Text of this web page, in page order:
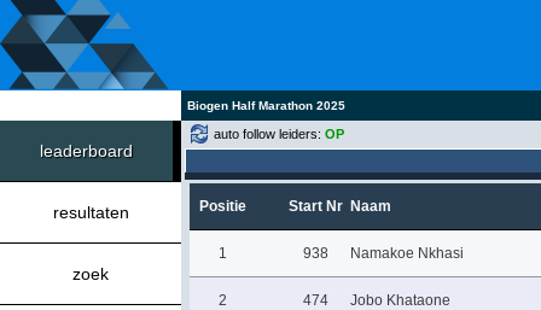
Biogen Half Marathon 2025
leaderboard
resultaten
zoek
auto follow leiders: OP
Positie Start Nr Naam
1 938 Namakoe Nkhasi
2 474 Jobo Khataone